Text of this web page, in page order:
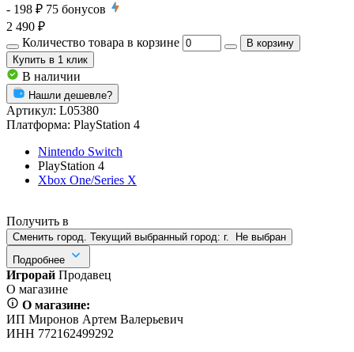
- 198 ₽ 75 бонусов
2 490 ₽
Количество товара в корзине
В корзину
Купить в 1 клик
В наличии
Нашли дешевле?
Артикул: L05380
Платформа: PlayStation 4
Nintendo Switch
PlayStation 4
Xbox One/Series X
Получить в
Сменить город. Текущий выбранный город: г.
Не выбран
Подробнее
Игрорай Продавец
О магазине
О магазине:
ИП Миронов Артем Валерьевич
ИНН 772162499292